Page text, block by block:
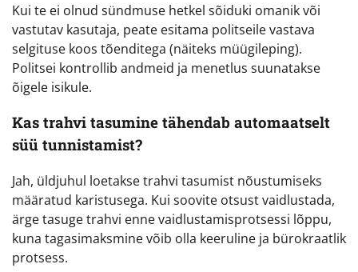
Kui te ei olnud sündmuse hetkel sõiduki omanik või
vastutav kasutaja, peate esitama politseile vastava
selgituse koos tõenditega (näiteks müügileping).
Politsei kontrollib andmeid ja menetlus suunatakse
õigele isikule.
Kas trahvi tasumine tähendab automaatselt
süü tunnistamist?
Jah, üldjuhul loetakse trahvi tasumist nõustumiseks
määratud karistusega. Kui soovite otsust vaidlustada,
ärge tasuge trahvi enne vaidlustamisprotsessi lõppu,
kuna tagasimaksmine võib olla keeruline ja bürokraatlik
protsess.